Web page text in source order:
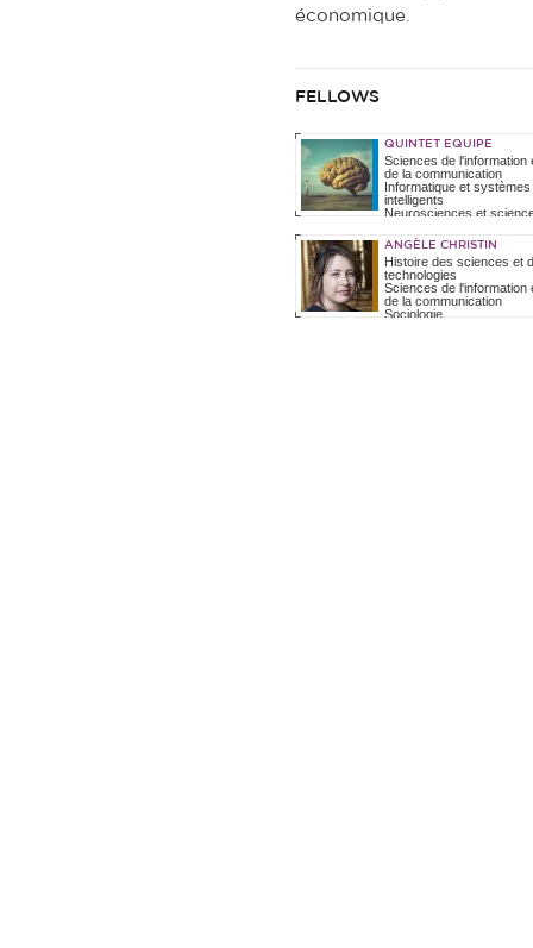
économique.
FELLOWS
QUINTET EQUIPE
Sciences de l'information
de la communication
Informatique et systèmes
intelligents
Neurosciences et
13/03/2017-07/04/2017
ANGÈLE CHRISTIN
Histoire des sciences et
technologies
Sciences de l'information
de la communication
Sociologie